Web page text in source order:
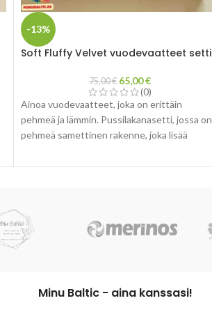
-13%
Soft Fluffy Velvet vuodevaatteet setti
75,00€ 65,00€
(0)
Ainoa vuodevaatteet, joka on erittäin
pehmeä ja lämmin. Pussilakanasetti, jossa on
pehmeä samettinen rakenne, joka lisää
ilmettä.
Minu Baltic - aina kanssasi!